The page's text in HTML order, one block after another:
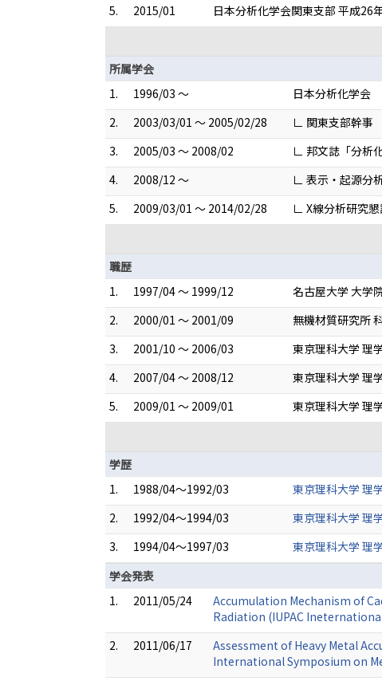
5.
2015/01
日本分析化学会関東支部 平成26
所属学会
1.
1996/03 ～
日本分析化学会
2.
2003/03/01 ～ 2005/02/28
∟ 関東支部幹事
3.
2005/03 ～ 2008/02
∟ 邦文誌「分析
4.
2008/12 ～
∟ 表示・起源分
5.
2009/03/01 ～ 2014/02/28
∟ X線分析研究
職歴
1.
1997/04 ～ 1999/12
名古屋大学 大学
2.
2000/01 ～ 2001/09
無機材質研究所
3.
2001/10 ～ 2006/03
東京理科大学 理
4.
2007/04 ～ 2008/12
東京理科大学 理
5.
2009/01 ～ 2009/01
東京理科大学 理
学歴
1.
1988/04～1992/03
東京理科大学 理
2.
1992/04～1994/03
東京理科大学 理
3.
1994/04～1997/03
東京理科大学 理
学会発表
1.
2011/05/24
Accumulation Mechanism of
Radiation (IUPAC
2.
2011/06/17 Assessment of Heavy Metal
International Symposium on